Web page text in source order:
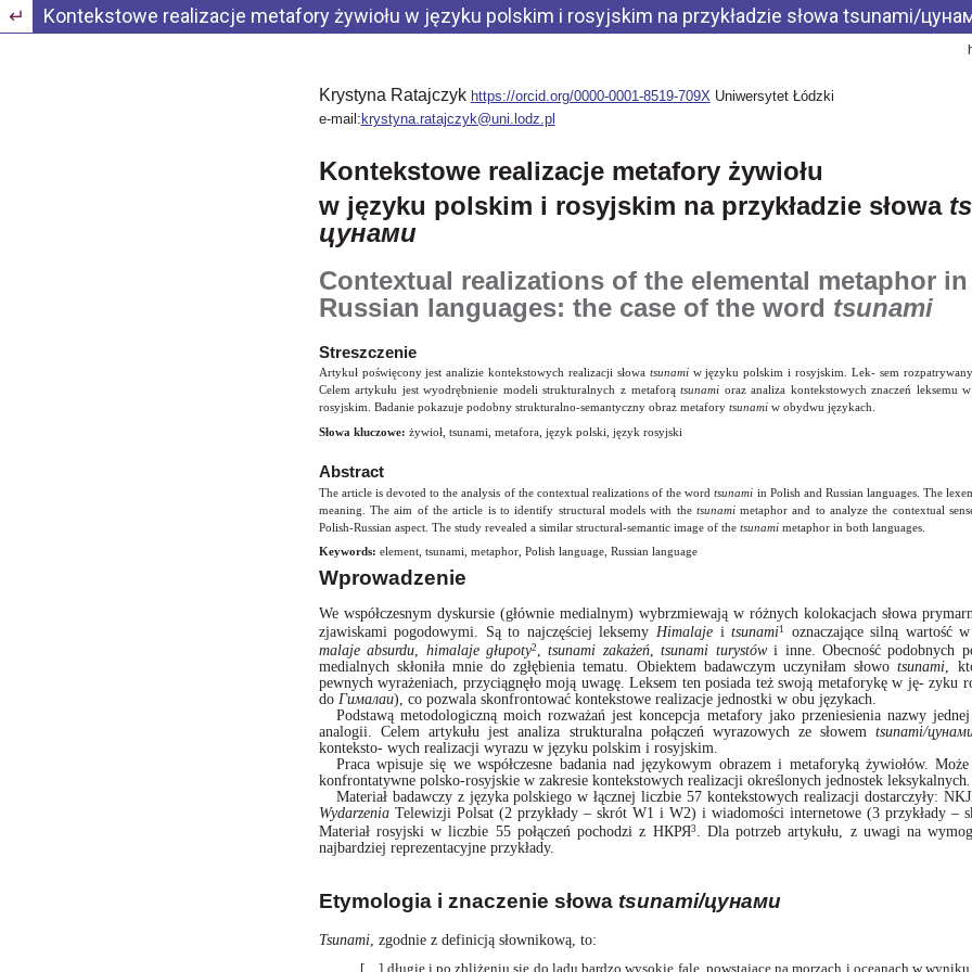
Wróć do szczegółów artykułu
Kontekstowe realizacje metafory żywiołu w języku polskim i rosyjskim na przykładzie słowa tsunami/